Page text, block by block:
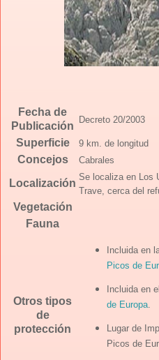
Fecha de
Publicación
Decreto 20/2003
Superficie 9 km. de longitud
Concejos Cabrales
Localización
Se localiza en Los
Trave, cerca del
Vegetación
Fauna
Otros tipos
de
protección
Incluida en
Picos de
Incluida en el
de Europa.
Lugar de
Picos de